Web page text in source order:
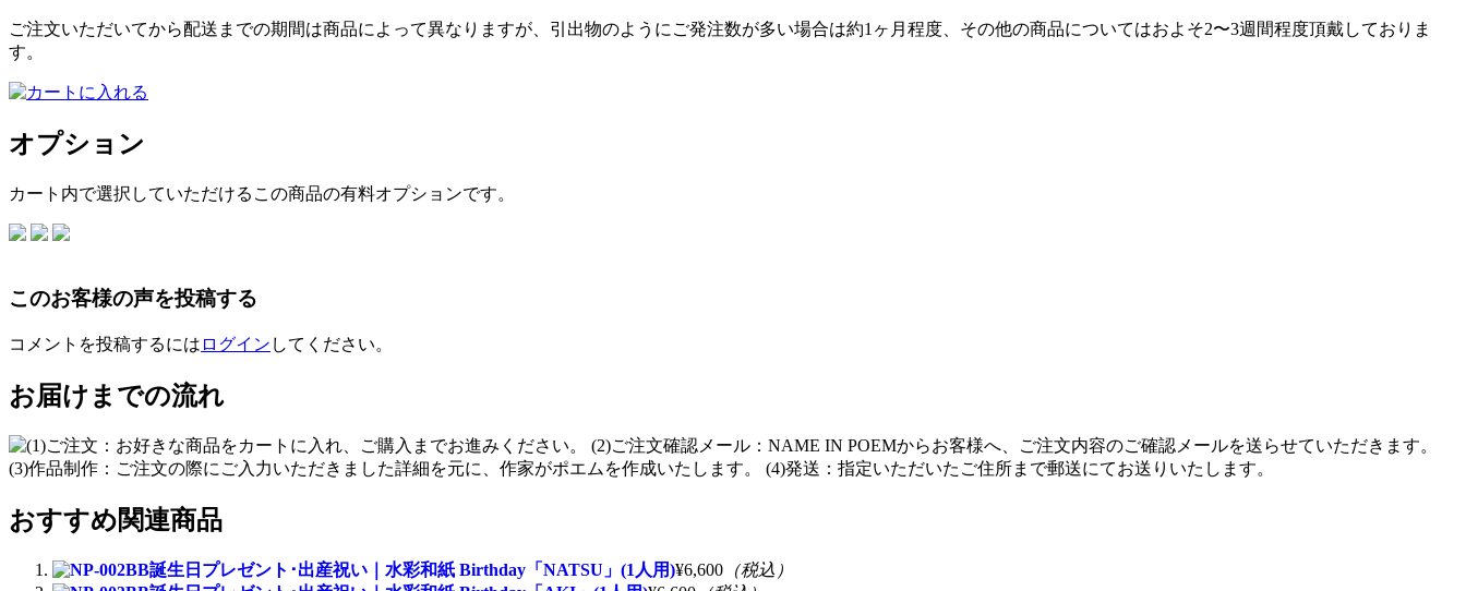
ご注文いただいてから配送までの期間は商品によって異なりますが、引出物のようにご発注数が多い場合は約1ヶ月程度、その他の商品についてはおよそ2〜3週間程度頂戴しておりま
す。
オプション
カート内で選択していただけるこの商品の有料オプションです。
このお客様の声を投稿する
コメントを投稿するには ログイン してください。
お届けまでの流れ
おすすめ関連商品
誕生日プレゼント･出産祝い｜水彩和紙 Birthday「NATSU」(1人用)¥6,600 （税込）